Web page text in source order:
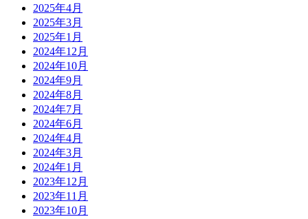
2025年4月
2025年3月
2025年1月
2024年12月
2024年10月
2024年9月
2024年8月
2024年7月
2024年6月
2024年4月
2024年3月
2024年1月
2023年12月
2023年11月
2023年10月